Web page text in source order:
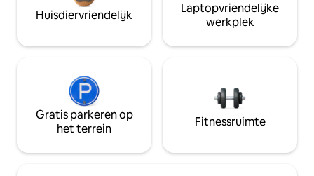
Huisdiervriendelijk
Laptopvriendelijke
werkplek
Gratis parkeren op
het terrein
Fitnessruimte